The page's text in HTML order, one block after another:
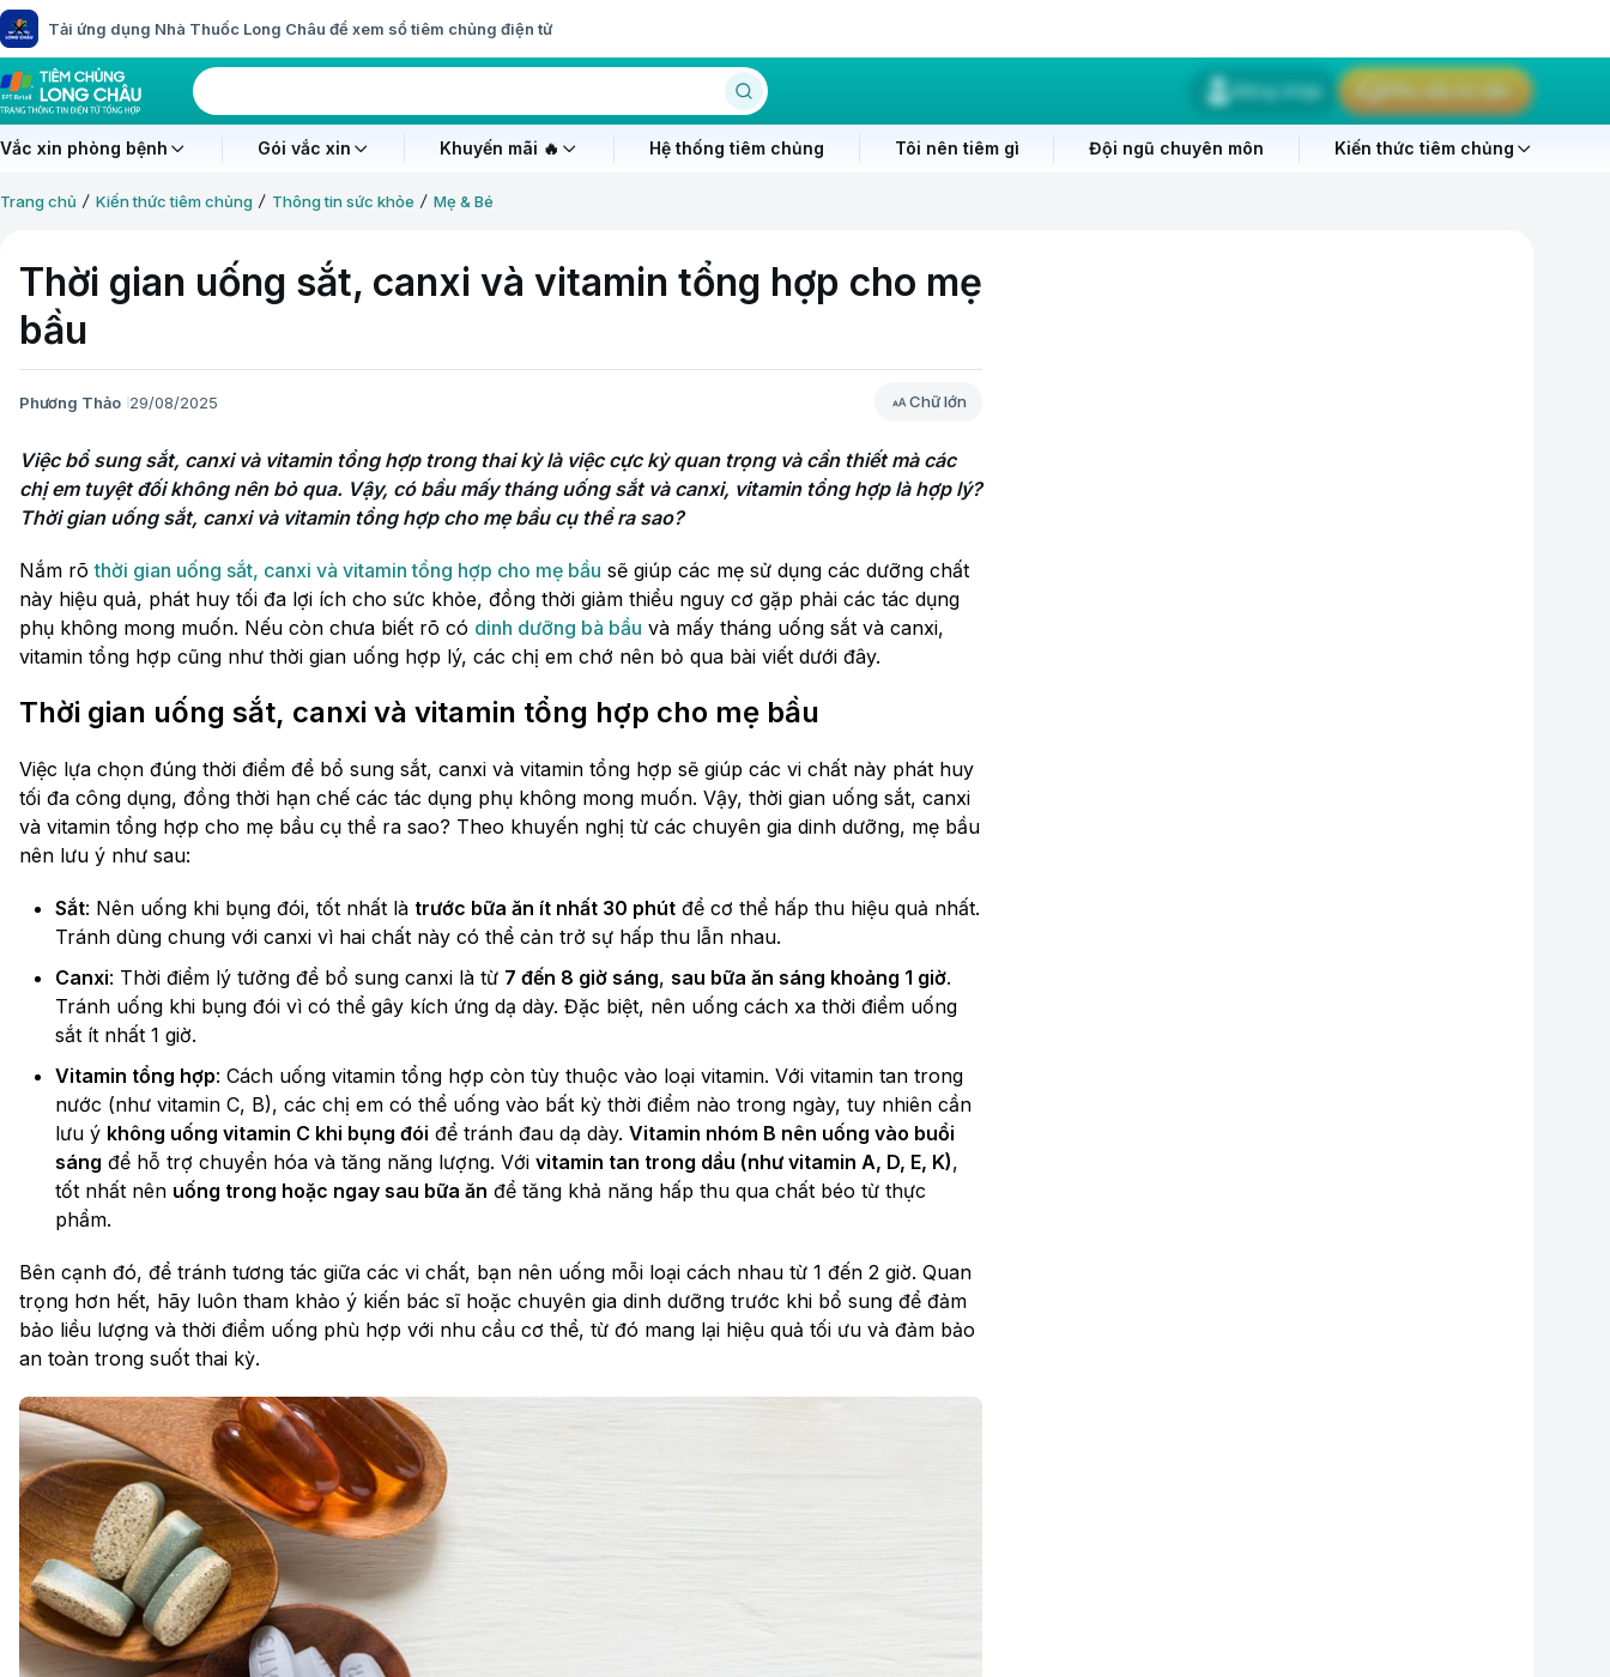
Tải ứng dụng Nhà Thuốc Long Châu để xem sổ tiêm chủng điện tử
Đăng nhập Yêu cầu tư vấn
Vắc xin phòng bệnh Gói vắc xin Khuyến mãi 🔥 Hệ thống tiêm chủng Tôi nên tiêm gì Đội ngũ chuyên môn Kiến thức tiêm chủng
Trang chủ Kiến thức tiêm chủng Thông tin sức khỏe Mẹ & Bé
Thời gian uống sắt, canxi và vitamin tổng hợp cho mẹ
bầu
Phương Thảo 29/08/2025 Chữ lớn
Việc bổ sung sắt, canxi và vitamin tổng hợp trong thai kỳ là việc cực kỳ quan trọng và cần thiết mà các
chị em tuyệt đối không nên bỏ qua. Vậy, có bầu mấy tháng uống sắt và canxi, vitamin tổng hợp là hợp lý?
Thời gian uống sắt, canxi và vitamin tổng hợp cho mẹ bầu cụ thể ra sao?
Nắm rõthời gian uống sắt, canxi và vitamin tổng hợp cho mẹ bầu sẽ giúp các mẹ sử dụng các dưỡng chất
này hiệu quả, phát huy tối đa lợi ích cho sức khỏe, đồng thời giảm thiểu nguy cơ gặp phải các tác dụng
phụ không mong muốn. Nếu còn chưa biết rõ có dinh dưỡng bà bầu và mấy tháng uống sắt và canxi,
vitamin tổng hợp cũng như thời gian uống hợp lý, các chị em chớ nên bỏ qua bài viết dưới đây.
Thời gian uống sắt, canxi và vitamin tổng hợp cho mẹ bầu
Việc lựa chọn đúng thời điểm để bổ sung sắt, canxi và vitamin tổng hợp sẽ giúp các vi chất này phát huy
tối đa công dụng, đồng thời hạn chế các tác dụng phụ không mong muốn. Vậy, thời gian uống sắt, canxi
và vitamin tổng hợp cho mẹ bầu cụ thể ra sao? Theo khuyến nghị từ các chuyên gia dinh dưỡng, mẹ bầu
nên lưu ý như sau:
Sắt: Nên uống khi bụng đói, tốt nhất là trước bữa ăn ít nhất 30 phút để cơ thể hấp thu hiệu quả nhất.
Tránh dùng chung với canxi vì hai chất này có thể cản trở sự hấp thu lẫn nhau.
Canxi: Thời điểm lý tưởng để bổ sung canxi là từ 7 đến 8 giờ sáng, sau bữa ăn sáng khoảng 1 giờ.
Tránh uống khi bụng đói vì có thể gây kích ứng dạ dày. Đặc biệt, nên uống cách xa thời điểm uống
sắt ít nhất 1 giờ.
Vitamin tổng hợp: Cách uống vitamin tổng hợp còn tùy thuộc vào loại vitamin. Với vitamin tan trong
nước (như vitamin C, B), các chị em có thể uống vào bất kỳ thời điểm nào trong ngày, tuy nhiên cần
lưu ý không uống vitamin C khi bụng đói để tránh đau dạ dày. Vitamin nhóm B nên uống vào buổi
sáng để hỗ trợ chuyển hóa và tăng năng lượng. Với vitamin tan trong dầu (như vitamin A, D, E, K),
tốt nhất nên uống trong hoặc ngay sau bữa ăn để tăng khả năng hấp thu qua chất béo từ thực
phẩm.
Bên cạnh đó, để tránh tương tác giữa các vi chất, bạn nên uống mỗi loại cách nhau từ 1 đến 2 giờ. Quan
trọng hơn hết, hãy luôn tham khảo ý kiến bác sĩ hoặc chuyên gia dinh dưỡng trước khi bổ sung để đảm
bảo liều lượng và thời điểm uống phù hợp với nhu cầu cơ thể, từ đó mang lại hiệu quả tối ưu và đảm bảo
an toàn trong suốt thai kỳ.